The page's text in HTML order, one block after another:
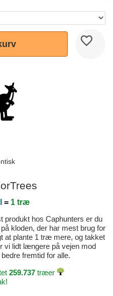
= 1 træ
produkt hos Caphunters er du
kloden, der har mest brug for
at plante 1 træ mere, og takket
vi lidt længere på vejen mod
fremtid for alle.
259.737 træer